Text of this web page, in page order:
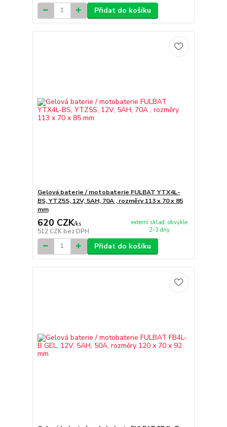
Přidat do košíku
Gelová baterie / motobaterie FULBAT YTX4L-
BS, YTZ5S, 12V, 5AH, 70A , rozměry 113 x 70 x 85
mm
620 CZK/ks
512 CZK bez DPH
externí sklad, obvykle
2-3 dny
Přidat do košíku